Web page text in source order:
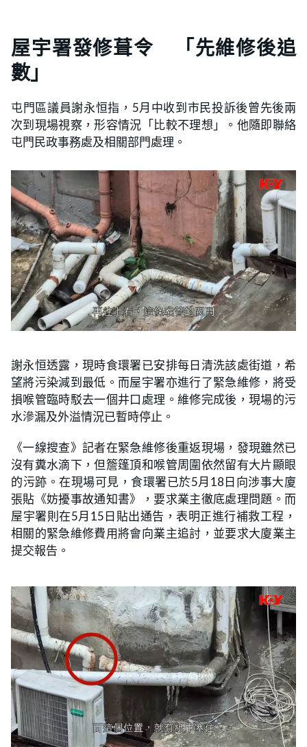
屋宇署發修葺令 「先維修後追
數」
屯門區議員謝永恒指，5月中收到市民投訴後曾先後兩
次到現場視察，形容情況「比較不理想」。他隨即聯絡
屯門民政事務處及相關部門處理。
謝永恒透露，現時食環署已安排每日清洗該處街道，希
望將污染減到最低。而屋宇署亦進行了緊急維修，將受
損喉管臨時駁去一個井口處理。維修完成後，現場的污
水滲漏及外溢情況已暫時停止。
《一線搜查》記者在緊急維修後重返現場，發現雖然已
沒有糞水滴下，但簷篷頂和喉管周圍依然留有大片顯眼
的污跡。在現場可見，食環署已於5月18日向涉事大廈
張貼《妨擾事故通知書》，要求業主徹底處理問題。而
屋宇署則在5月15日貼出通告，表明正進行補救工程，
相關的緊急維修費用將會向業主追討，並要求大廈業主
提交報告。